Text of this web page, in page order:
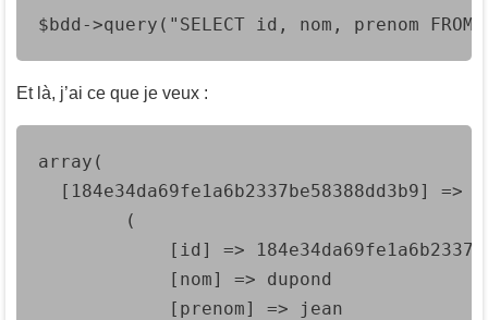
$bdd->query("SELECT id, nom, prenom FROM
Et là, j’ai ce que je veux :
array(
[184e34da69fe1a6b2337be58388dd3b9] =>
        (
[id] =>
            [nom] => dupond
            [prenom] => jean